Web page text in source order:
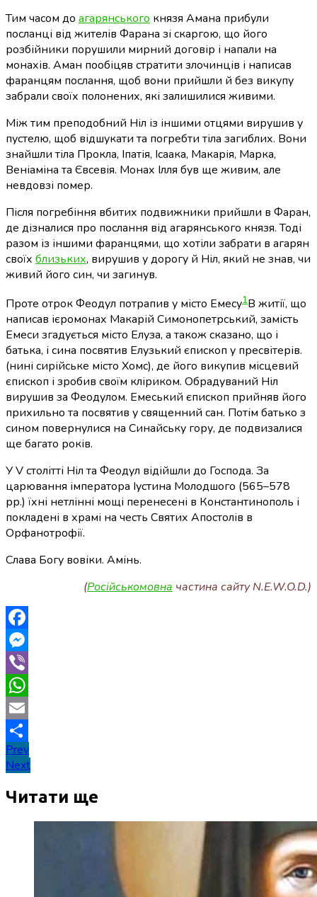
Тим часом до агарянського князя Амана прибули
посланці від жителів Фарана зі скаргою, що його
розбійники порушили мирний договір і напали на
монахів. Аман пообіцяв стратити злочинців і написав
фаранцям послання, щоб вони прийшли й без викупу
забрали своїх полонених, які залишилися живими.
Між тим преподобний Ніл із іншими отцями вирушив у
пустелю, щоб відшукати та погребти тіла загиблих. Вони
знайшли тіла Прокла, Іпатія, Ісаака, Макарія, Марка,
Веніаміна та Євсевія. Монах Ілля був ще живим, але
невдовзі помер.
Після погребіння вбитих подвижники прийшли в Фаран,
де дізналися про послання від агарянського князя. Тоді
разом із іншими фаранцями, що хотіли забрати в агарян
своїх близьких, вирушив у дорогу й Ніл, який не знав, чи
живий його син, чи загинув.
Проте отрок Феодул потрапив у місто Емесу1В житії, що
написав ієромонах Макарій Симонопетрський, замість
Емеси згадується місто Елуза, а також сказано, що і
батька, і сина посвятив Елузький єпископ у пресвітерів.
(нині сирійське місто Хомс), де його викупив місцевий
єпископ і зробив своїм кліриком. Обрадуваний Ніл
вирушив за Феодулом. Емеський єпископ прийняв його
прихильно та посвятив у священний сан. Потім батько з
сином повернулися на Синайську гору, де подвизалися
ще багато років.
У V столітті Ніл та Феодул відійшли до Господа. За
царювання імператора Іустина Молодшого (565–578
рр.) їхні нетлінні мощі перенесені в Константинополь і
покладені в храмі на честь Святих Апостолів в
Орфанотрофії.
Слава Богу вовіки. Амінь.
(Російськомовна частина сайту N.E.W.O.D.)
Facebook
Messenger
Viber
WhatsApp
Email
Поділитися
Навігація
записів
Prev
Next
Читати ще